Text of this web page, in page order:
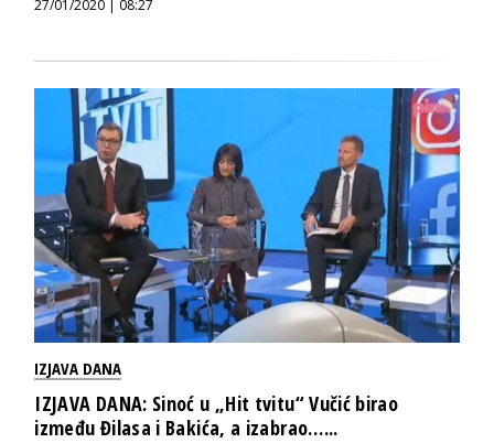
27/01/2020 | 08:27
IZJAVA DANA
IZJAVA DANA: Sinoć u „Hit tvitu“ Vučić birao
između Đilasa i Bakića, a izabrao…...